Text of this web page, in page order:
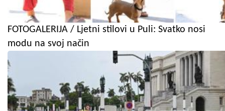
FOTOGALERIJA / Ljetni stilovi u Puli: Svatko nosi
modu na svoj način